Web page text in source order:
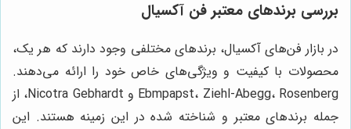
بررسی برندهای معتبر فن آکسیال
در بازار فن‌های آکسیال، برندهای مختلفی وجود دارند که هر یک،
محصولات با کیفیت و ویژگی‌های خاص خود را ارائه می‌دهند.
Ebmpapst، Ziehl-Abegg، Rosenberg و Nicotra Gebhardt، از
جمله برندهای معتبر و شناخته شده در این زمینه هستند. این